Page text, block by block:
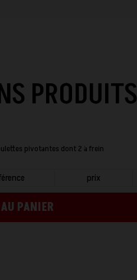
PRODUITS
pivotantes dont 2 à frein
prix
PANIER